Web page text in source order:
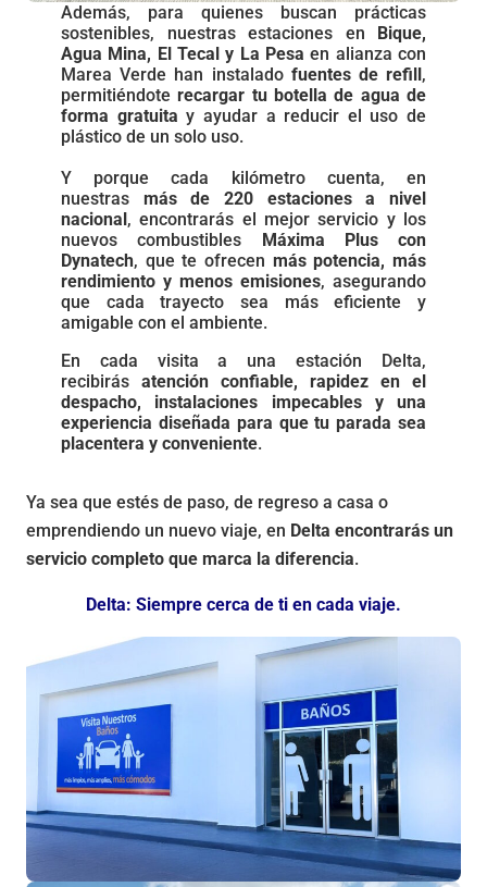
Además, para quienes buscan prácticas
sostenibles, nuestras estaciones en Bique,
Agua Mina, El Tecal y La Pesaen alianza con
Marea Verde han instalado fuentes de refill,
permitiéndoterecargar tu botella de agua de
forma gratuita y ayudar a reducir el uso de
plástico de un solo uso.
Y porque cada kilómetro cuenta, en
nuestras más de 220 estaciones a nivel
nacional, encontrarás el mejor servicio y los
nuevos combustibles Máxima Plus con
Dynatech, que te ofrecen más potencia, más
rendimiento y menos emisiones, asegurando
que cada trayecto sea más eficiente y
amigable con el ambiente.
En cada visita a una estación Delta,
recibirás atención confiable, rapidez en el
despacho, instalaciones impecables y una
experiencia diseñada para que tu parada sea
placentera y conveniente.
Ya sea que estés de paso, de regreso a casa o
emprendiendo un nuevo viaje, en Delta encontrarás un
servicio completo que marca la diferencia.
Delta: Siempre cerca de ti en cada viaje.